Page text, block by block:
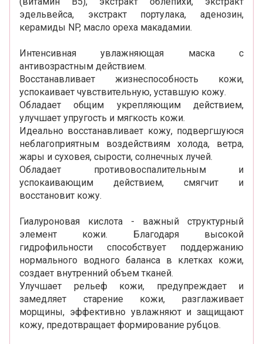
эдельвейса, экстракт портулака, аденозин,
керамиды NP, масло ореха макадамии.
Интенсивная увлажняющая маска с
антивозрастным действием.
Восстанавливает жизнеспособность кожи,
успокаивает чувствительную, уставшую кожу.
Обладает общим укрепляющим действием,
улучшает упругость и мягкость кожи.
Идеально восстанавливает кожу, подвергшуюся
неблагоприятным воздействиям холода, ветра,
жары и суховея, сырости, солнечных лучей.
Обладает противовоспалительным и
успокаивающим действием, смягчит и
восстановит кожу.
Гиалуроновая кислота - важный структурный
элемент кожи. Благодаря высокой
гидрофильности способствует поддержанию
нормального водного баланса в клетках кожи,
создает внутренний объем тканей.
Улучшает рельеф кожи, предупреждает и
замедляет старение кожи, разглаживает
морщины, эффективно увлажняют и защищают
кожу, предотвращает формирование рубцов.